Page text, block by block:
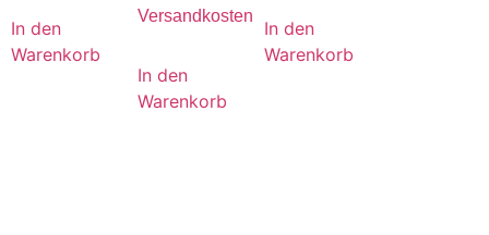
In den
Warenkorb
Versandkosten
In den
Warenkorb
In den
Warenkorb